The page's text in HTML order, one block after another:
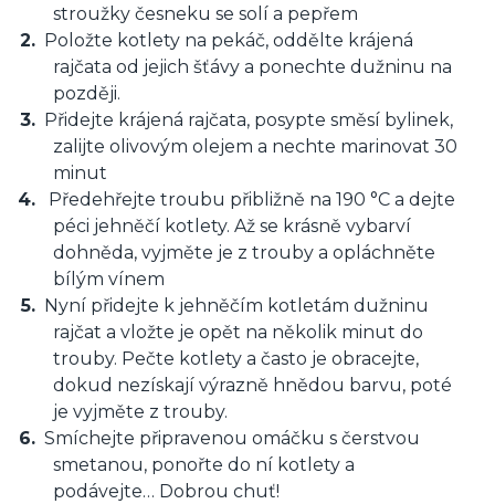
stroužky česneku se solí a pepřem
Položte kotlety na pekáč, oddělte krájená
rajčata od jejich šťávy a ponechte dužninu na
později.
Přidejte krájená rajčata, posypte směsí bylinek,
zalijte olivovým olejem a nechte marinovat 30
minut
Předehřejte troubu přibližně na 190 °C a dejte
péci jehněčí kotlety. Až se krásně vybarví
dohněda, vyjměte je z trouby a opláchněte
bílým vínem
Nyní přidejte k jehněčím kotletám dužninu
rajčat a vložte je opět na několik minut do
trouby. Pečte kotlety a často je obracejte,
dokud nezískají výrazně hnědou barvu, poté
je vyjměte z trouby.
Smíchejte připravenou omáčku s čerstvou
smetanou, ponořte do ní kotlety a
podávejte… Dobrou chuť!